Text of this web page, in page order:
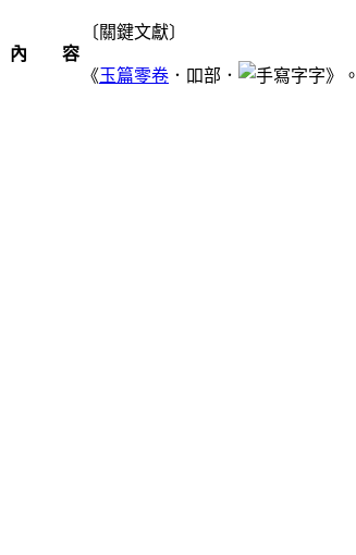
內 容
〔關鍵文獻〕
《玉篇零卷 ．吅部． 字》。